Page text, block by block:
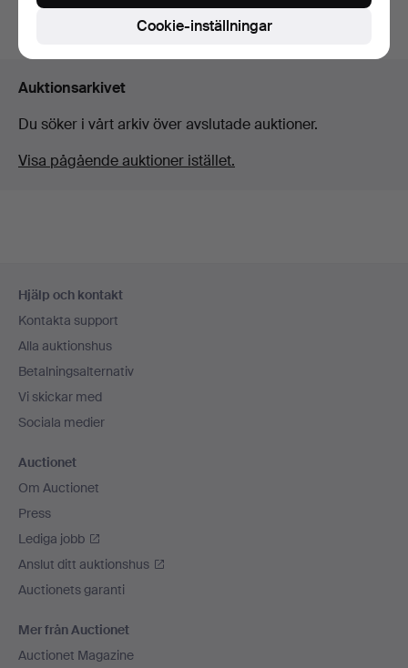
Bevaka sökning
Auktionsarkivet
Du söker i vårt arkiv över avslutade auktioner.
Visa pågående auktioner istället.
Hjälp och kontakt
Kontakta support
Alla auktionshus
Betalningsalternativ
Vi skickar med
Sociala medier
Auctionet
Om Auctionet
Press
Lediga jobb
Anslut ditt auktionshus
Auctionets garanti
Mer från Auctionet
Auctionet Magazine
Cookie-inställningar